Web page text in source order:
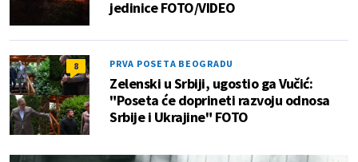
jedinice FOTO/VIDEO
8 PRVA POSETA BEOGRADU
Zelenski u Srbiji, ugostio ga Vučić:
"Poseta će doprineti razvoju odnosa
Srbije i Ukrajine" FOTO